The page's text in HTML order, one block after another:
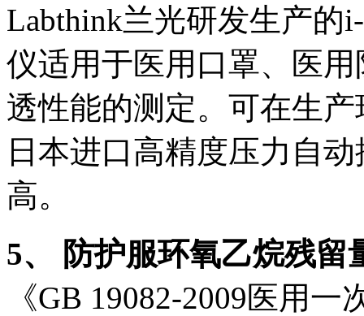
Labthink兰光研发生产的
仪适用于医用口罩、医
透性能的测定。可在生
日本进口高精度压力自
高。
5、 防护服环氧乙烷残留
《GB 19082-2009医用